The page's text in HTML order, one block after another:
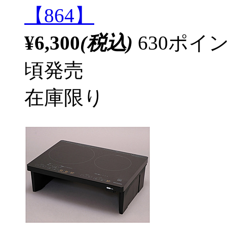
【864】
¥6,300(税込) 630ポイ
頃発売
在庫限り